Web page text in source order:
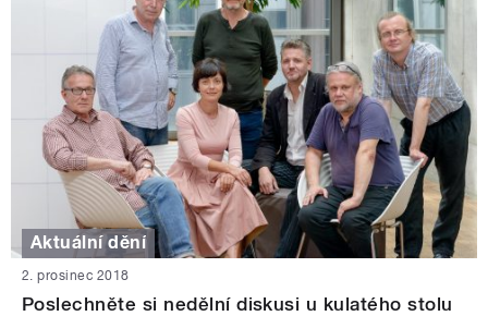
Aktuální dění
2. prosinec 2018
Poslechněte si nedělní diskusi u kulatého stolu